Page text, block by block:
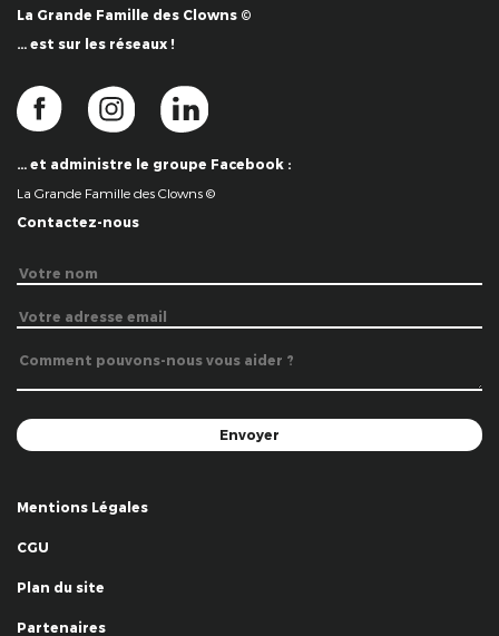
La Grande Famille des Clowns ©
… est sur les réseaux !
… et administre le groupe Facebook :
La Grande Famille des Clowns ©
Contactez-nous
Mentions Légales
CGU
Plan du site
Partenaires